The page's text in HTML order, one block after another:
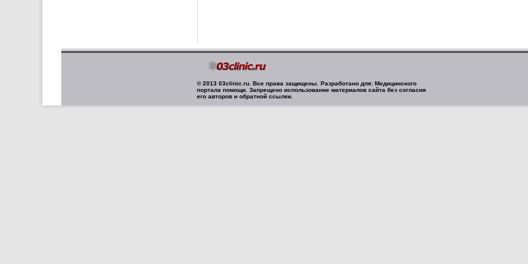
© 2013 03clinic.ru. Все права защищены. Разработано для: Медицинского
портала помощи. Запрещено использование материалов сайта без согласия
его авторов и обратной ссылки.